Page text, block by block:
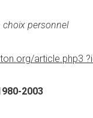
personnel
article.php3
2003